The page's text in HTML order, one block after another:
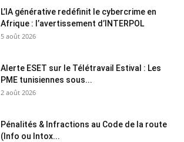
L’IA générative redéfinit le cybercrime en
Afrique : l’avertissement d’INTERPOL
5 août 2026
Alerte ESET sur le Télétravail Estival : Les
PME tunisiennes sous...
2 août 2026
Pénalités & Infractions au Code de la route
(Info ou Intox...